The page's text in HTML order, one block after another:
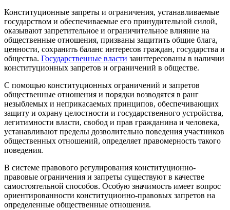
Конституционные запреты и ограничения, устанавливаемые
государством и обеспечиваемые его принудительной силой,
оказывают запретительное и ограничительное влияние на
общественные отношения, призваны защитить общие блага,
ценности, сохранить баланс интересов граждан, государства и
общества. Государственные власти заинтересованы в наличии
конституционных запретов и ограничений в обществе.
С помощью конституционных ограничений и запретов
общественные отношения и порядки возводятся в ранг
незыблемых и неприкасаемых принципов, обеспечивающих
защиту и охрану целостности и государственного устройства,
легитимности власти, свобод и прав гражданина и человека,
устанавливают пределы дозволительно поведения участников
общественных отношений, определяет правомерность такого
поведения.
В системе правового регулирования конституционно-
правовые ограничения и запреты существуют в качестве
самостоятельной способов. Особую значимость имеет вопрос
ориентированности конституционно-правовых запретов на
определенные общественные отношения.